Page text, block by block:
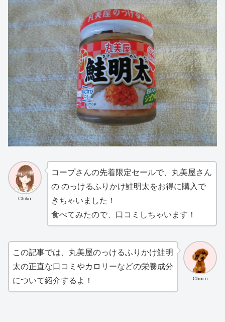
Chiko
コープさんの先着限定セールで、丸美屋さん
の のっけるふりかけ鮭明太をお得に購入で
きちゃいました！
食べてみたので、口コミしちゃいます！
Choco
この記事では、丸美屋のっけるふりかけ鮭明
太の正直な口コミやカロリーなどの栄養成分
について紹介するよ！